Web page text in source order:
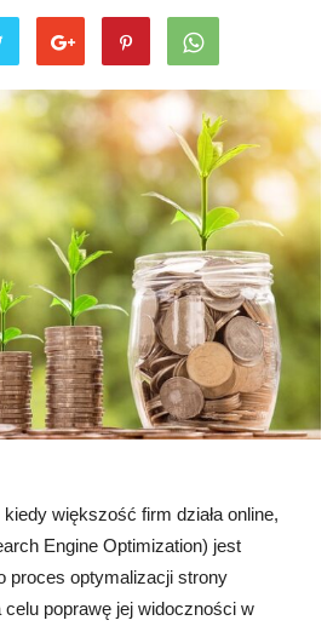
większość firm działa online,
Engine Optimization) jest
proces optymalizacji strony
poprawę jej widoczności w